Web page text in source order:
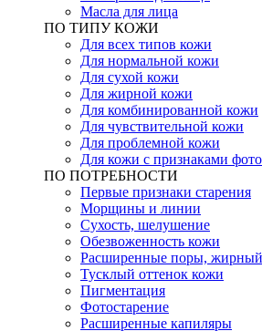
Масла для лица
ПО ТИПУ КОЖИ
Для всех типов кожи
Для нормальной кожи
Для сухой кожи
Для жирной кожи
Для комбинированной кожи
Для чувствительной кожи
Для проблемной кожи
Для кожи с признаками
ПО ПОТРЕБНОСТИ
Первые признаки старения
Морщины и линии
Сухость, шелушение
Обезвоженность кожи
Расширенные поры, жирный
Тусклый оттенок кожи
Пигментация
Фотостарение
Расширенные капиляры